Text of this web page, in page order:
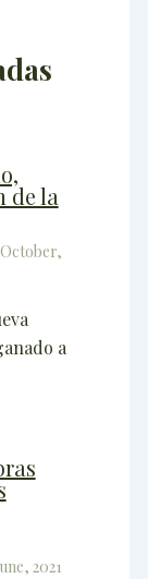
de la
October,
a
2021